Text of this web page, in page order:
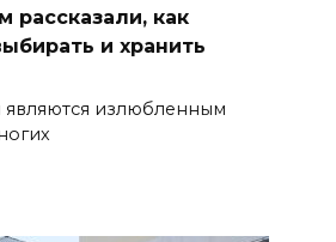
рассказали, как
и хранить
излюбленным